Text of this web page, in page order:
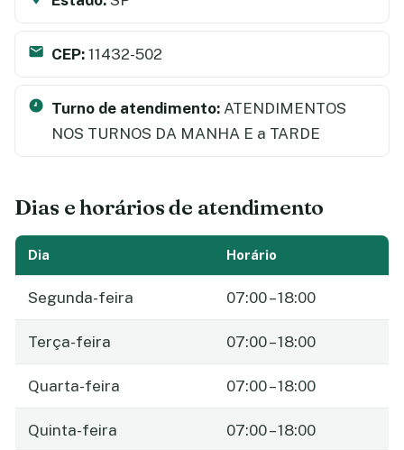
CEP: 11432-502
Turno de atendimento: ATENDIMENTOS
NOS TURNOS DA MANHA E a TARDE
Dias e horários de atendimento
Dia Horário
Segunda-feira 07:00 – 18:00
Terça-feira 07:00 – 18:00
Quarta-feira 07:00 – 18:00
Quinta-feira 07:00 – 18:00